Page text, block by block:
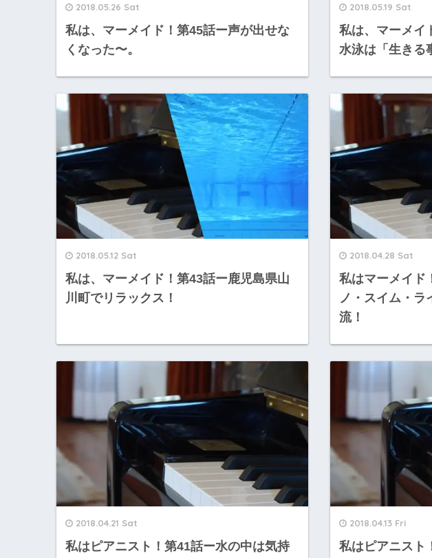
2018.05.26 Sat
私は、マーメイド！第45話ー声が出せな
くなった〜。
2018.05.19 Sat
私は、マーメイ
水泳は「生きる
2018.05.12 Sat
私は、マーメイド！第43話ー鹿児島県山
川町でリラックス！
2018.04.28 Sat
私はマーメイド
ノ・スイム・ラ
流！
2018.04.21 Sat
私はピアニスト！第41話ー水の中は気持
2018.04.13 Fri
私はピアニスト